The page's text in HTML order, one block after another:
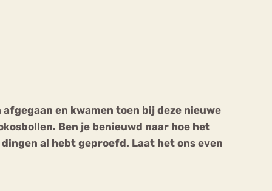
en kwamen toen bij deze nieuwe
Ben je benieuwd naar hoe het
al hebt geproefd. Laat het ons even